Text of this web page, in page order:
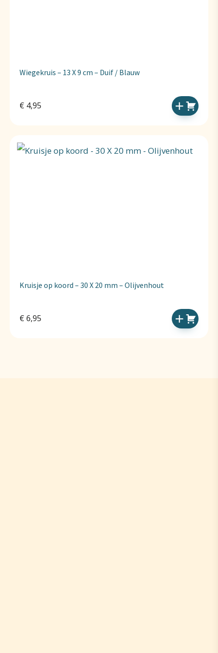
Wiegekruis – 13 X 9 cm – Duif / Blauw
€ 4,95
Kruisje op koord – 30 X 20 mm – Olijvenhout
€ 6,95